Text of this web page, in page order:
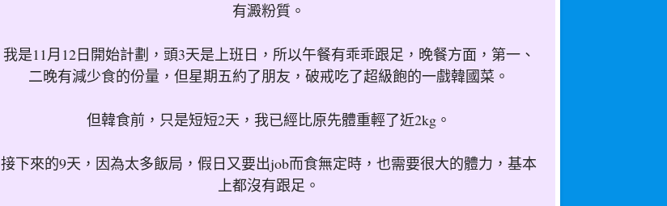
有澱粉質。
我是11月12日開始計劃，頭3天是上班日，所以午餐有乖乖跟足，晚餐方面，第一、
二晚有減少食的份量，但星期五約了朋友，破戒吃了超級飽的一戲韓國菜。
但韓食前，只是短短2天，我已經比原先體重輕了近2kg。
接下來的9天，因為太多飯局，假日又要出job而食無定時，也需要很大的體力，基本
上都沒有跟足。